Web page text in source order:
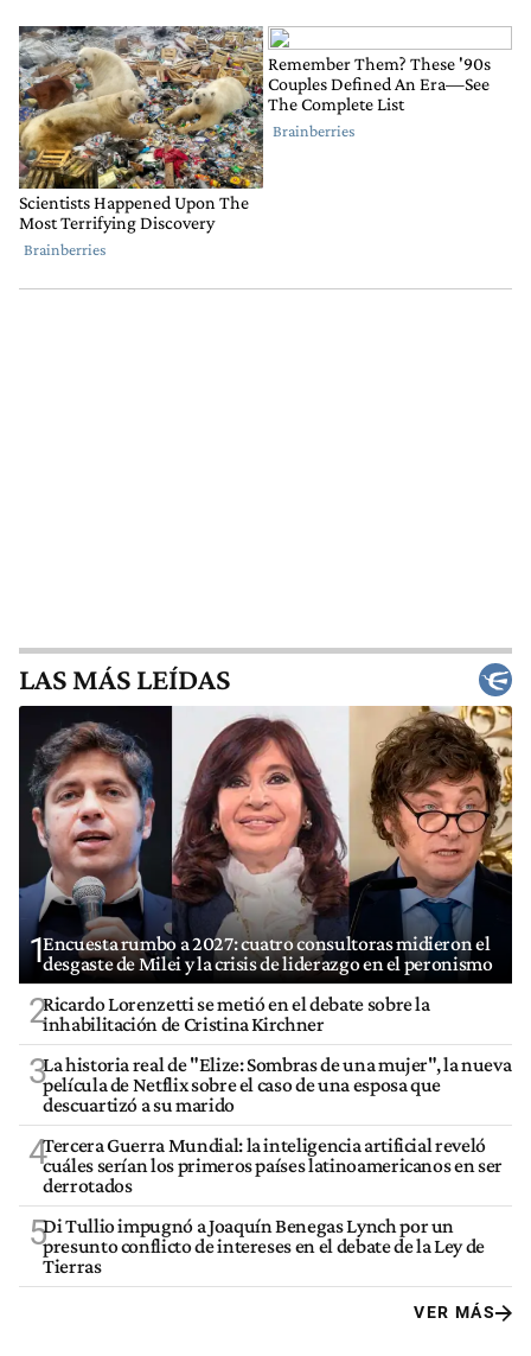
LAS MÁS LEÍDAS
1Encuesta rumbo a 2027: cuatro consultoras midieron el
desgaste de Milei y la crisis de liderazgo en el peronismo
2Ricardo Lorenzetti se metió en el debate sobre la
inhabilitación de Cristina Kirchner
3La historia real de "Elize: Sombras de una mujer", la nueva
película de Netflix sobre el caso de una esposa que
descuartizó a su marido
4Tercera Guerra Mundial: la inteligencia artificial reveló
cuáles serían los primeros países latinoamericanos en ser
derrotados
5Di Tullio impugnó a Joaquín Benegas Lynch por un
presunto conflicto de intereses en el debate de la Ley de
Tierras
VER MÁS